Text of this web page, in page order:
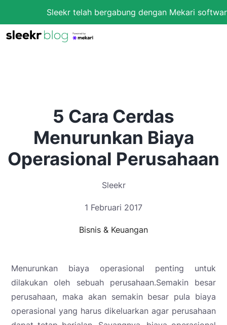
Sleekr telah bergabung dengan Mekari
5 Cara Cerdas
Menurunkan Biaya
Operasional Perusahaan
Sleekr
1 Februari 2017
Bisnis & Keuangan
Menurunkan biaya operasional penting untuk
dilakukan oleh sebuah perusahaan.Semakin besar
perusahaan, maka akan semakin besar pula biaya
operasional yang harus dikeluarkan agar perusahaan